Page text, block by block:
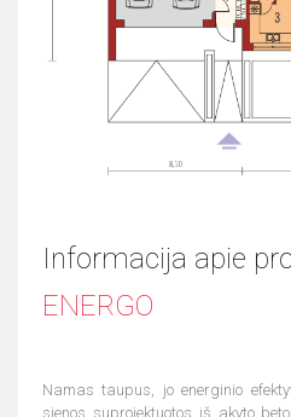
Informacija apie
ENERGO
Namas taupus, jo energinio
sienos suprojektuotos iš akyto